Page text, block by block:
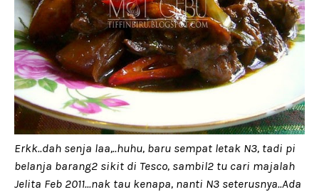
Erkk..dah senja laa,..huhu, baru sempat letak N3, tadi pi
belanja barang2 sikit di Tesco, sambil2 tu cari majalah
Jelita Feb 2011...nak tau kenapa, nanti N3 seterusnya..Ada